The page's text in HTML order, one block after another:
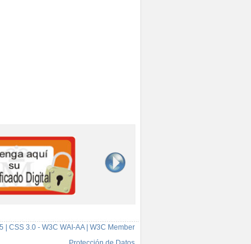
| CSS 3.0 - W3C WAI-AA | W3C Member